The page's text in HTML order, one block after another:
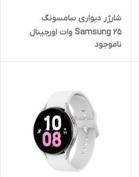
شارژر دیواری سامسونگ
Samsung 25 وات اورجینال
ناموجود